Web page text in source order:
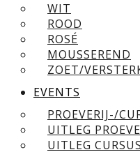
WIT
ROOD
ROSÉ
MOUSSEREND
ZOET/
EVENTS
PROEVERIJ-/
UITLEG
UITLEG